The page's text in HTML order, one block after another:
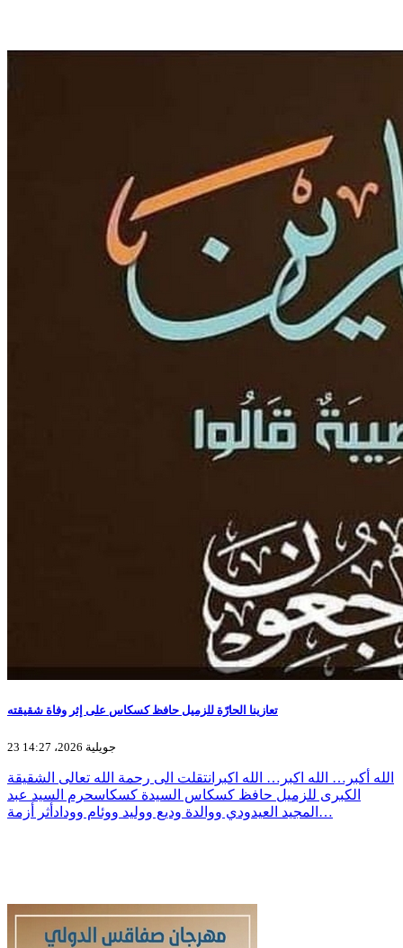
تعازينا الحارّة للزميل حافظ كسكاس على إثر وفاة شقيقته
23 جويلية 2026، 14:27
الله أكبر… الله اكبر… الله اكبرانتقلت الى رحمة الله تعالى الشقيقة
الكبرى للزميل حافظ كسكاس السيدة كسكاسحرم السيد عبد
المجيد العيدودي ووالدة وديع ووليد ووئام وودادأثر أزمة…